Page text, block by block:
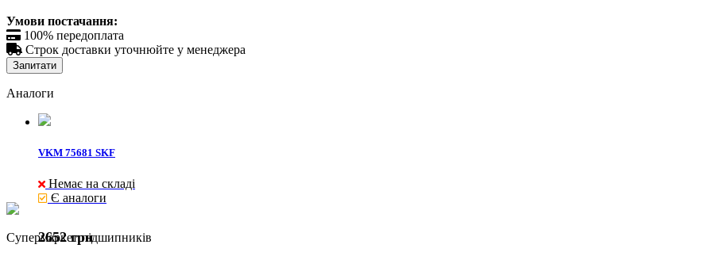
Умови постачання:
 100% передоплата
 Строк доставки уточнюйте у менеджера
Запитати
Аналоги
VKM 75681 SKF
Немає на складі
Є аналоги
2652 грн
Cупермаркет підшипників